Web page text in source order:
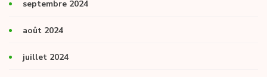
septembre 2024
août 2024
juillet 2024